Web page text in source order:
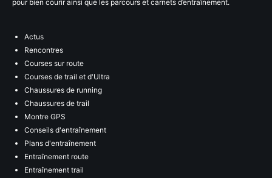
pour bien courir ainsi que les parcours et carnets d’entraînement.
Actus
Rencontres
Courses sur route
Courses de trail et d'Ultra
Chaussures de running
Chaussures de trail
Montre GPS
Conseils d'entraînement
Plans d'entraînement
Entraînement route
Entraînement trail